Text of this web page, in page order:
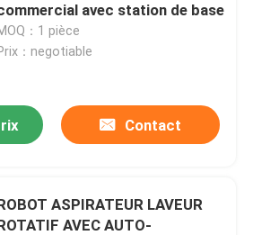
avec station de base
：1 pièce
：negotiable
Contact
ASPIRATEUR LAVEUR
AVEC AUTO-